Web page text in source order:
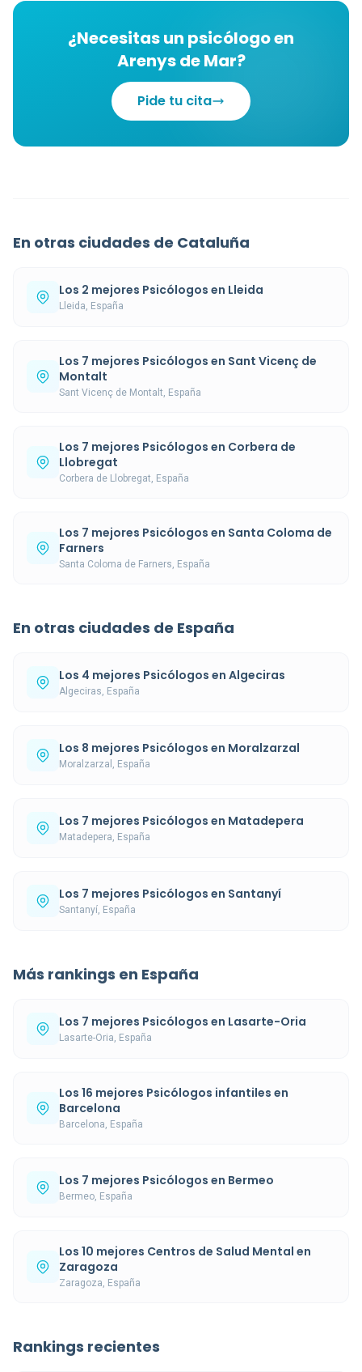
¿Necesitas un psicólogo en
Arenys de Mar?
Pide tu cita
En otras ciudades de Cataluña
Los 2 mejores Psicólogos en Lleida
Lleida, España
Los 7 mejores Psicólogos en Sant Vicenç de
Montalt
Sant Vicenç de Montalt, España
Los 7 mejores Psicólogos en Corbera de
Llobregat
Corbera de Llobregat, España
Los 7 mejores Psicólogos en Santa Coloma de
Farners
Santa Coloma de Farners, España
En otras ciudades de España
Los 4 mejores Psicólogos en Algeciras
Algeciras, España
Los 8 mejores Psicólogos en Moralzarzal
Moralzarzal, España
Los 7 mejores Psicólogos en Matadepera
Matadepera, España
Los 7 mejores Psicólogos en Santanyí
Santanyí, España
Más rankings en España
Los 7 mejores Psicólogos en Lasarte-Oria
Lasarte-Oria, España
Los 16 mejores Psicólogos infantiles en
Barcelona
Barcelona, España
Los 7 mejores Psicólogos en Bermeo
Bermeo, España
Los 10 mejores Centros de Salud Mental en
Zaragoza
Zaragoza, España
Rankings recientes